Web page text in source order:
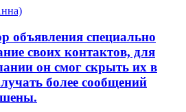
специально
своих контактов, для
он смог скрыть их в
более сообщений